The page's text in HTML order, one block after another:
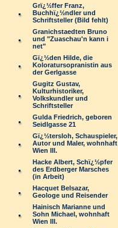
Grï¿½ffer Franz,
Buchhï¿½ndler und
Schriftsteller (Bild fehlt)
Granichstaedten Bruno
und "Zuaschau'n kann i
net"
Gï¿½den Hilde, die
Koloratursopranistin aus
der Gerlgasse
Gugitz Gustav,
Kulturhistoriker,
Volkskundler und
Schriftsteller
Gulda Friedrich, geboren
Seidlgasse 21
Gï¿½tersloh, Schauspieler,
Autor und Maler, wohnhaft
Wien III.
Hacke Albert, Schï¿½pfer
des Erdberger Marsches
(in Arbeit)
Hacquet Belsazar,
Geologe und Reisender
Hainisch Marianne und
Sohn Michael, wohnhaft
Wien III.